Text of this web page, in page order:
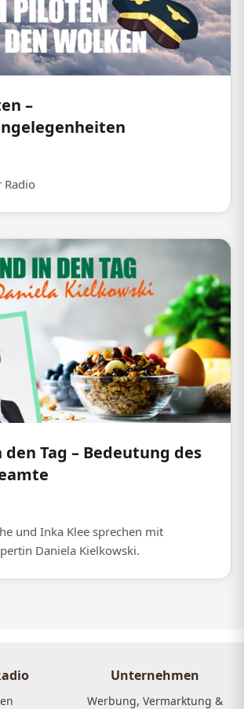
–
Radio
den Tag – Bedeutung des
und Inka Klee sprechen mit
Daniela Kielkowski.
Unternehmen
Werbung, Vermarktung &